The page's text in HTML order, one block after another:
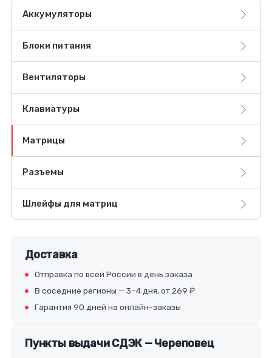
Аккумуляторы
Блоки питания
Вентиляторы
Клавиатуры
Матрицы
Разъемы
Шлейфы для матриц
Доставка
Отправка по всей России в день заказа
В соседние регионы — 3–4 дня, от 269 ₽
Гарантия 90 дней на онлайн-заказы
Пункты выдачи СДЭК — Череповец